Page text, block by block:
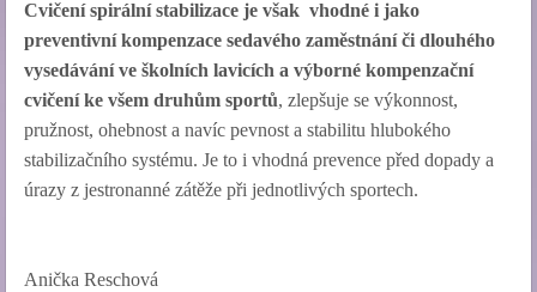
Cvičení spirální stabilizace je však vhodné i jako
preventivní kompenzace sedavého zaměstnání či dlouhého
vysedávání ve školních lavicích a výborné kompenzační
cvičení ke všem druhům sportů, zlepšuje se výkonnost,
pružnost, ohebnost a navíc pevnost a stabilitu hlubokého
stabilizačního systému. Je to i vhodná prevence před dopady a
úrazy z jestronanné zátěže při jednotlivých sportech.
Anička Reschová